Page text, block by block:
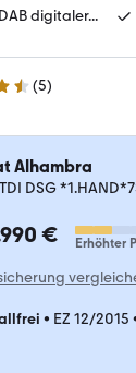
DAB digitaler...
(5)
Alhambra
DSG
€ Erhöhter
• EZ 12/2015